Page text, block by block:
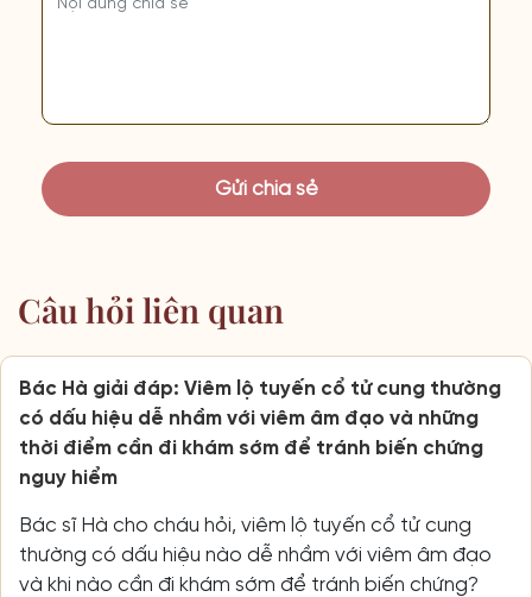
Câu hỏi liên quan
Bác Hà giải đáp: Viêm lộ tuyến cổ tử cung thường
có dấu hiệu dễ nhầm với viêm âm đạo và những
thời điểm cần đi khám sớm để tránh biến chứng
nguy hiểm
Bác sĩ Hà cho cháu hỏi, viêm lộ tuyến cổ tử cung
thường có dấu hiệu nào dễ nhầm với viêm âm đạo
và khi nào cần đi khám sớm để tránh biến chứng?